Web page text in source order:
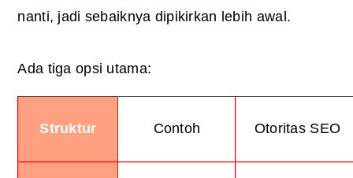
nanti, jadi sebaiknya dipikirkan lebih awal.
Ada tiga opsi utama:
Struktur Contoh Otoritas SEO